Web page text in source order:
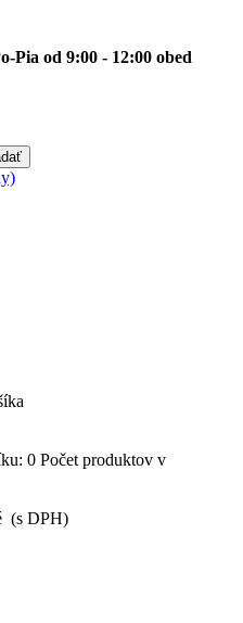
Pia od 9:00 - 12:00 obed
0 Počet produktov v
(s DPH)